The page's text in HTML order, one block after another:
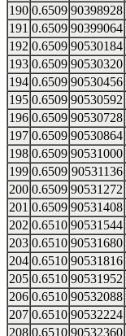
190 0.6509 90398928
191 0.6509 90399064
192 0.6509 90530184
193 0.6509 90530320
194 0.6509 90530456
195 0.6509 90530592
196 0.6509 90530728
197 0.6509 90530864
198 0.6509 90531000
199 0.6509 90531136
200 0.6509 90531272
201 0.6509 90531408
202 0.6510 90531544
203 0.6510 90531680
204 0.6510 90531816
205 0.6510 90531952
206 0.6510 90532088
207 0.6510 90532224
208 0.6510 90532360